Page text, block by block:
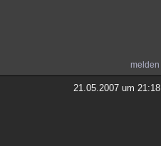
melden
21.05.2007 um 21:18